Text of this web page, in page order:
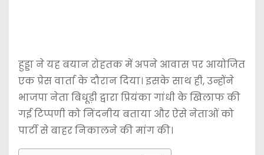
हुड्डा ने यह बयान रोहतक में अपने आवास पर आयोजित
एक प्रेस वार्ता के दौरान दिया। इसके साथ ही, उन्होंने
भाजपा नेता बिधूड़ी द्वारा प्रियंका गांधी के खिलाफ की
गई टिप्पणी को निंदनीय बताया और ऐसे नेताओं को
पार्टी से बाहर निकालने की मांग की।